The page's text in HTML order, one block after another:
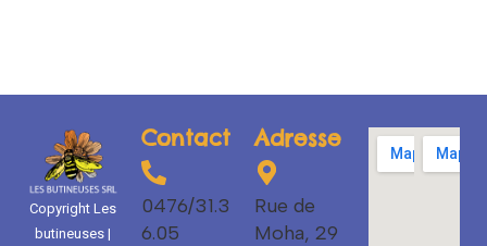
Copyright Les
butineuses |
Contact
0476/31.3
6.05
Adresse
Rue de
Moha, 29